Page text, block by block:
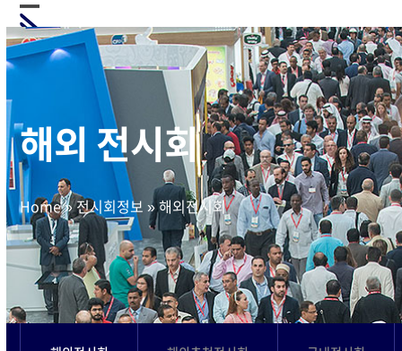
Skip
to
content
Open
mobile
Close
mobile
해외 전시회
Home»전시회정보 »해외전시회